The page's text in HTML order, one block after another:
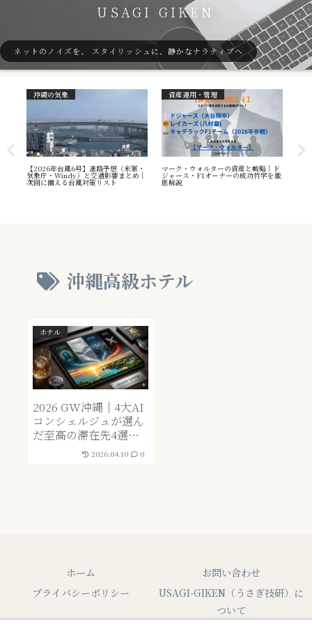
USAGI GIKEN
ネットのノイズを、 スタイリッシュに、静かなナラティブへ
沖縄の気象
【2026年台風6号】進路予想（米軍・
気象庁・Windy）と交通影響まとめ｜
次回に備える台風対策リスト
資産運用・管理
マーク・ウォルターの資産と戦略｜ド
ジャース・F1オーナーの成功哲学を徹
底解説
沖縄高級ホテル
ホテル
2026 GW沖縄｜4大AI
コンシェルジュが選ん
だ至高の滞在先4選——
ChatGPT・Claude・
Grok・Geminiが「そ
2026.04.10 0
ホーム
お問い合わせ
プライバシーポリシー
USAGI-GIKEN（うさぎ技研）に
ついて